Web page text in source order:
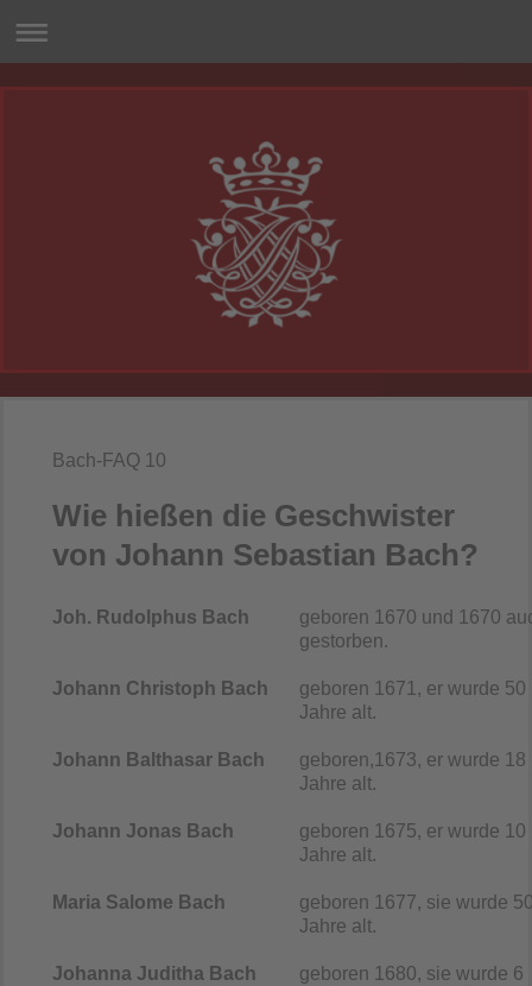
Bach-FAQ 10
Wie hießen die Geschwister
von Johann Sebastian Bach?
Joh. Rudolphus Bach
geboren 1670 und 1670
gestorben.
Johann Christoph Bach
geboren 1671, er wurde 50
Jahre alt.
Johann Balthasar Bach
geboren,1673, er wurde 18
Jahre alt.
Johann Jonas Bach
geboren 1675, er wurde 10
Jahre alt.
Maria Salome Bach
geboren 1677, sie wurde
Jahre alt.
Johanna Juditha Bach
geboren 1680, sie wurde 6